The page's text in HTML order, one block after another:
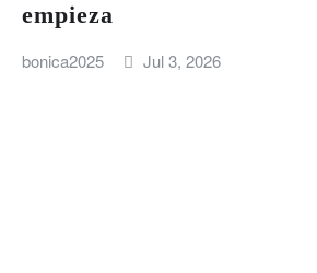
empieza
bonica2025 Jul 3, 2026